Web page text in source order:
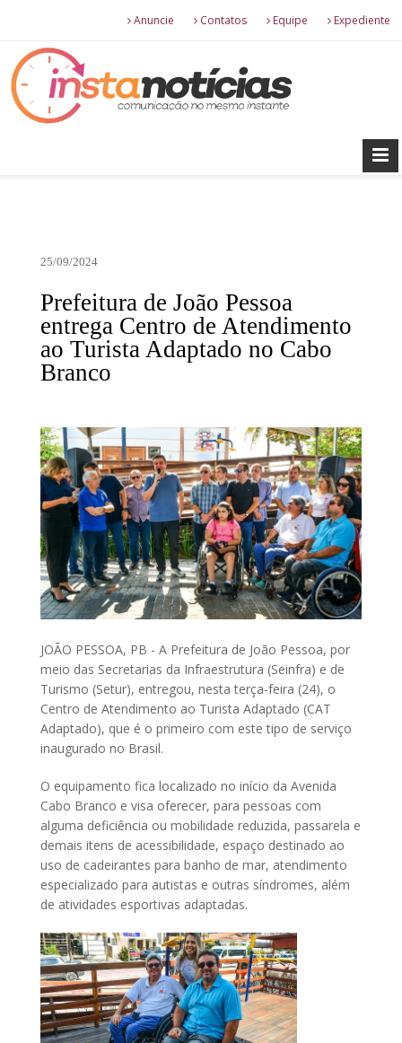
Anuncie Contatos Equipe Expediente
25/09/2024
Prefeitura de João Pessoa
entrega Centro de Atendimento
ao Turista Adaptado no Cabo
Branco
JOÃO PESSOA, PB - A Prefeitura de João Pessoa, por
meio das Secretarias da Infraestrutura (Seinfra) e de
Turismo (Setur), entregou, nesta terça-feira (24), o
Centro de Atendimento ao Turista Adaptado (CAT
Adaptado), que é o primeiro com este tipo de serviço
inaugurado no Brasil.
O equipamento fica localizado no início da Avenida
Cabo Branco e visa oferecer, para pessoas com
alguma deficiência ou mobilidade reduzida, passarela e
demais itens de acessibilidade, espaço destinado ao
uso de cadeirantes para banho de mar, atendimento
especializado para autistas e outras síndromes, além
de atividades esportivas adaptadas.